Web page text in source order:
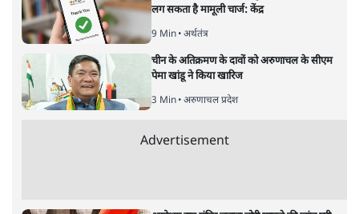
अनन्त मित्तल
है? आंकड़ों, ज़मीनी हकीकत और वादों के बीच घोषणा-प्रधान बजट